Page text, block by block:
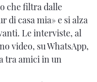
che filtra dalle
di casa mia» e si alza
Le interviste, al
video, su WhatsApp,
tra amici in un